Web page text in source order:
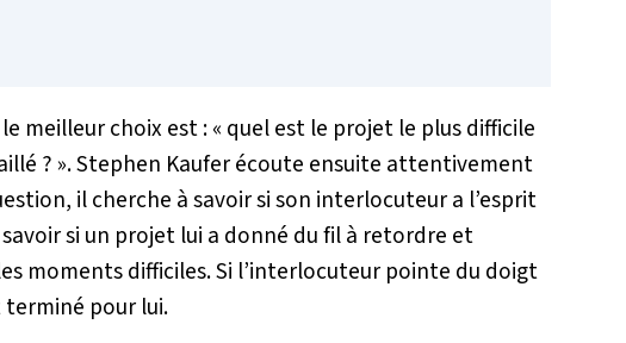
meilleur choix est : « quel est le projet le plus difficile
? ». Stephen Kaufer écoute ensuite attentivement
il cherche à savoir si son interlocuteur a l’esprit
si un projet lui a donné du fil à retordre et
moments difficiles. Si l’interlocuteur pointe du doigt
terminé pour lui.